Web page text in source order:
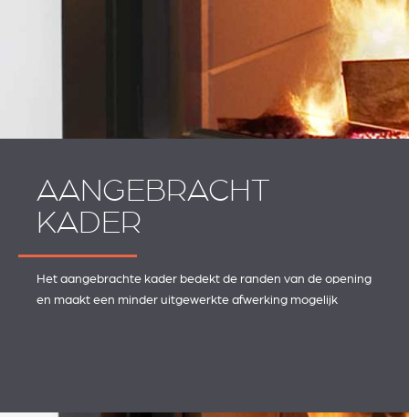
AANGEBRACHT
KADER
Het aangebrachte kader bedekt de randen van de opening
en maakt een minder uitgewerkte afwerking mogelijk